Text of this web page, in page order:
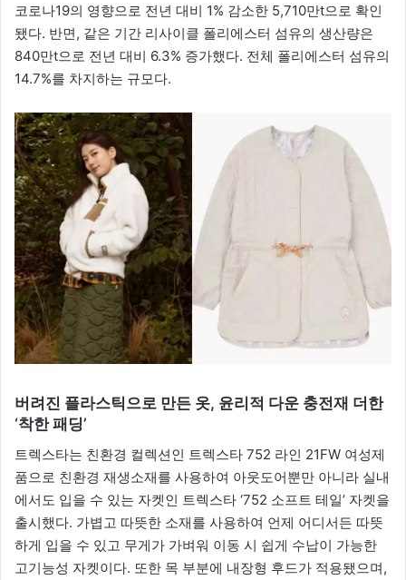
코로나19의 영향으로 전년 대비 1% 감소한 5,710만t으로 확인
됐다. 반면, 같은 기간 리사이클 폴리에스터 섬유의 생산량은
840만t으로 전년 대비 6.3% 증가했다. 전체 폴리에스터 섬유의
14.7%를 차지하는 규모다.
버려진 플라스틱으로 만든 옷, 윤리적 다운 충전재 더한
‘착한 패딩’
트렉스타는 친환경 컬렉션인 트렉스타 752 라인 21FW 여성제
품으로 친환경 재생소재를 사용하여 아웃도어뿐만 아니라 실내
에서도 입을 수 있는 자켓인 트렉스타 ‘752 소프트 테일’ 자켓을
출시했다. 가볍고 따뜻한 소재를 사용하여 언제 어디서든 따뜻
하게 입을 수 있고 무게가 가벼워 이동 시 쉽게 수납이 가능한
고기능성 자켓이다. 또한 목 부분에 내장형 후드가 적용됐으며,